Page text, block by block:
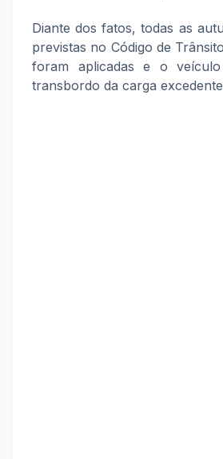
Diante dos fatos, todas as
previstas no Código de
foram aplicadas e o
transbordo da carga